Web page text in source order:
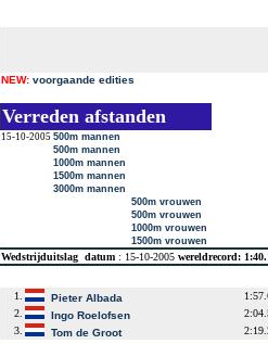
NEW: voorgaande edities
Verreden afstanden
15-10-2005 500m mannen
500m mannen
1000m mannen
1500m mannen
3000m mannen
500m vrouwen
500m vrouwen
1000m vrouwen
1500m vrouwen
Wedstrijduitslag datum : 15-10-2005 wereldrecord:
1. Pieter Albada
2.
Ingo Roelofsen
3.
Tom de Groot